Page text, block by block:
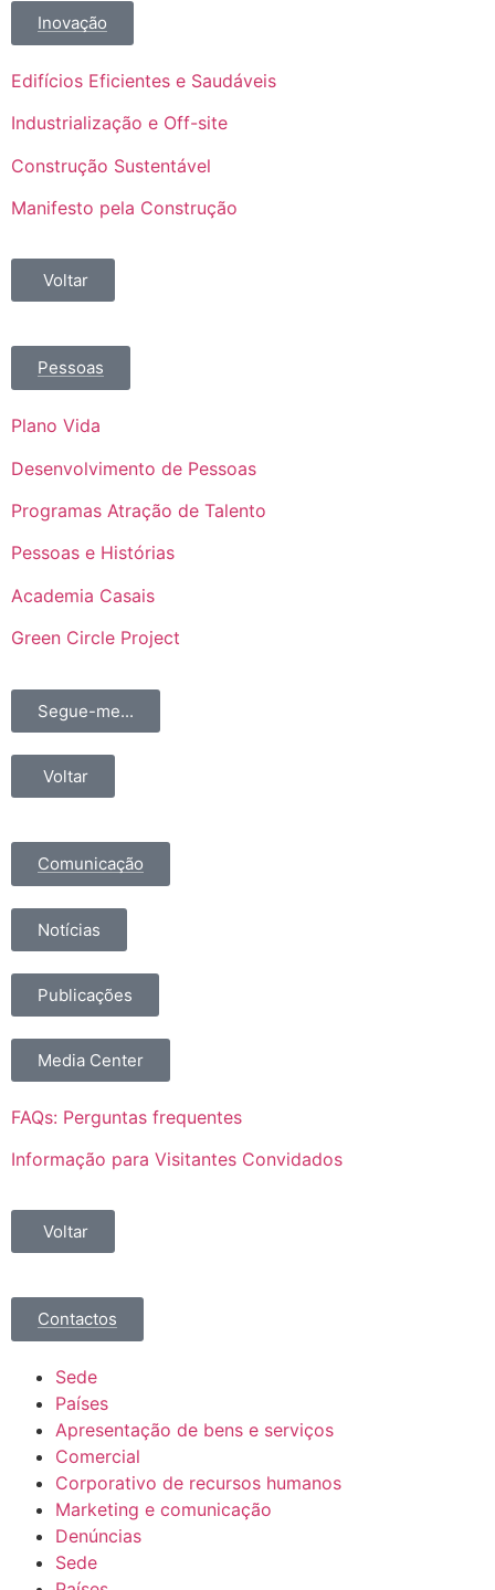
Inovação
Edifícios Eficientes e Saudáveis
Industrialização e Off-site
Construção Sustentável
Manifesto pela Construção
Voltar
Pessoas
Plano Vida
Desenvolvimento de Pessoas
Programas Atração de Talento
Pessoas e Histórias
Academia Casais
Green Circle Project
Segue-me...
Voltar
Comunicação
Notícias
Publicações
Media Center
FAQs: Perguntas frequentes
Informação para Visitantes Convidados
Voltar
Contactos
Sede
Países
Apresentação de bens e serviços
Comercial
Corporativo de recursos humanos
Marketing e comunicação
Denúncias
Sede